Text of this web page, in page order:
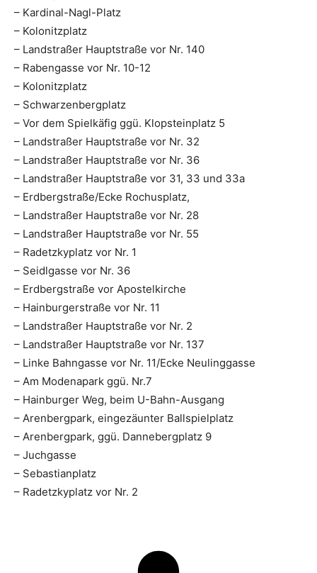
– Kardinal-Nagl-Platz
– Kolonitzplatz
– Landstraßer Hauptstraße vor Nr. 140
– Rabengasse vor Nr. 10-12
– Kolonitzplatz
– Schwarzenbergplatz
– Vor dem Spielkäfig ggü. Klopsteinplatz 5
– Landstraßer Hauptstraße vor Nr. 32
– Landstraßer Hauptstraße vor Nr. 36
– Landstraßer Hauptstraße vor 31, 33 und 33a
– Erdbergstraße/Ecke Rochusplatz,
– Landstraßer Hauptstraße vor Nr. 28
– Landstraßer Hauptstraße vor Nr. 55
– Radetzkyplatz vor Nr. 1
– Seidlgasse vor Nr. 36
– Erdbergstraße vor Apostelkirche
– Hainburgerstraße vor Nr. 11
– Landstraßer Hauptstraße vor Nr. 2
– Landstraßer Hauptstraße vor Nr. 137
– Linke Bahngasse vor Nr. 11/Ecke Neulinggasse
– Am Modenapark ggü. Nr.7
– Hainburger Weg, beim U-Bahn-Ausgang
– Arenbergpark, eingezäunter Ballspielplatz
– Arenbergpark, ggü. Dannebergplatz 9
– Juchgasse
– Sebastianplatz
– Radetzkyplatz vor Nr. 2